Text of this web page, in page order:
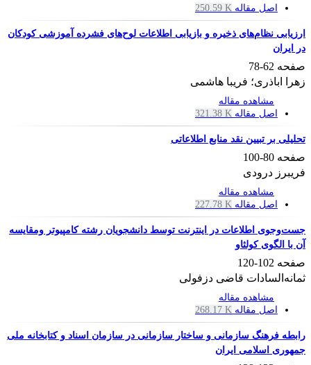
اصل مقاله 250.59 K
ارزیابی نظام‌های ذخیره و بازیابی اطلاعات لوح‌های فشرده آموزشی کودکان
در ایران
صفحه 62-78
زهرا اباذری؛ فریبا هاشمی
مشاهده مقاله
اصل مقاله 321.38 K
تحلیلی بر تبیین نقد منابع اطلاعاتی
صفحه 80-100
فریبرز درودی
مشاهده مقاله
اصل مقاله 227.78 K
جست‌وجوی اطلاعات در اینترنت توسط دانشجویان رشته کامپیوتر ومقایسه
آن با الگوی کولثاو
صفحه 102-120
ثمانه‌السادات قاضی دزفولی
مشاهده مقاله
اصل مقاله 268.17 K
رابطه فرهنگ سازمانی و ساختار سازمانی در سازمان اسناد و کتابخانه ملی
جمهوری اسلامی ایران